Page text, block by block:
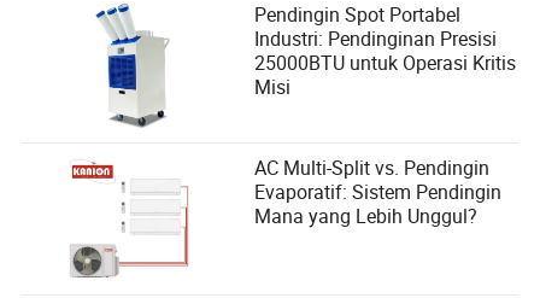
Pendingin Spot Portabel
Industri: Pendinginan Presisi
25000BTU untuk Operasi Kritis
Misi
AC Multi-Split vs. Pendingin
Evaporatif: Sistem Pendingin
Mana yang Lebih Unggul?